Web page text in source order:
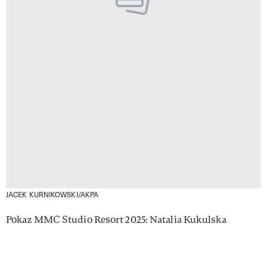
JACEK KURNIKOWSKI/AKPA
Pokaz MMC Studio Resort 2025: Natalia Kukulska